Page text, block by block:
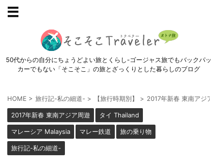
50代からの自分にちょうどよい旅とくらし-ゴージャス旅でもバックパッ
カーでもない「そこそこ」の旅とざっくりとした暮らしのブログ
HOME > 旅行記-私の細道- > 【旅行時期別】 > 2017年新春 東南アジア
2017年新春 東南アジア周遊 タイ Thailand
マレーシア Malaysia マレー鉄道 旅の乗り物
旅行記-私の細道-